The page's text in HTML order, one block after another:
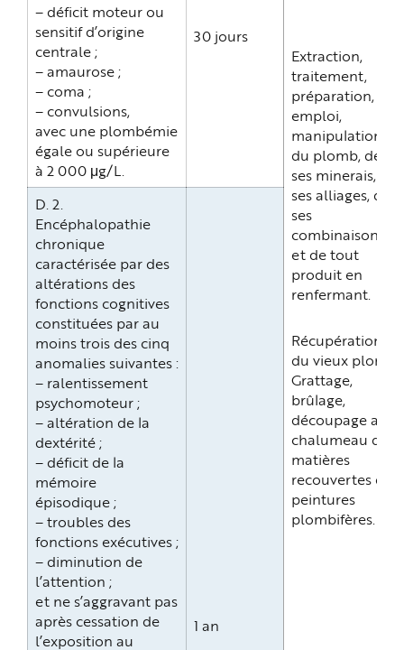
Extraction,
traitement,
préparation,
emploi,
manipulation
du plomb, de
ses minerais, de
ses alliages, de
ses
combinaisons
et de tout
produit en
renfermant.
Récupération
du vieux plomb.
Grattage,
brûlage,
découpage au
chalumeau de
matières
recouvertes de
peintures
plombifères.
– déficit moteur ou
sensitif d’origine
centrale ;
– amaurose ;
– coma ;
– convulsions,
avec une plombémie
égale ou supérieure
à 2 000 μg/L.
30 jours
D. 2.
Encéphalopathie
chronique
caractérisée par des
altérations des
fonctions cognitives
constituées par au
moins trois des cinq
anomalies suivantes :
– ralentissement
psychomoteur ;
– altération de la
dextérité ;
– déficit de la
mémoire
épisodique ;
– troubles des
fonctions exécutives ;
– diminution de
l’attention ;
et ne s’aggravant pas
après cessation de
l’exposition au
1 an